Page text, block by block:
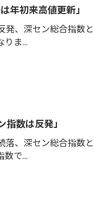
年初来高値更新」
発、深セン総合指数と
りま...
指数は反発」
落、深セン総合指数と
数で...